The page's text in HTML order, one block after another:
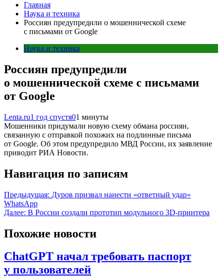
Главная
Наука и техника
Россиян предупредили о мошеннической схеме
с письмами от Google
Наука и техника
Россиян предупредили
о мошеннической схеме с письмами
от Google
Lenta.ru1 год спустя01 минуты
Мошенники придумали новую схему обмана россиян,
связанную с отправкой похожих на подлинные письма
от Google. Об этом предупредило МВД России, их заявление
приводит РИА Новости.
Навигация по записям
Предыдущая: Дуров призвал нанести «ответный удар»
WhatsApp
Далее: В России создали прототип модульного 3D-принтера
Похожие новости
ChatGPT начал требовать паспорт
у пользователей